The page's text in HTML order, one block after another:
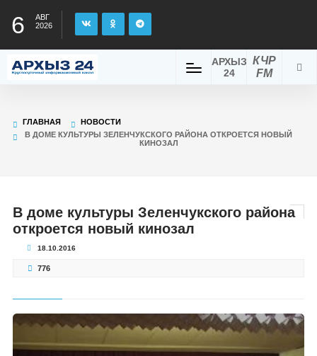
6
АВГ
2026
КЧР
FM
АРХЫЗ
24
ГЛАВНАЯ
НОВОСТИ
В ДОМЕ КУЛЬТУРЫ ЗЕЛЕНЧУКСКОГО РАЙОНА ОТКРОЕТСЯ НОВЫЙ
КИНОЗАЛ
В доме культуры Зеленчукского района
откроется новый кинозал
18.10.2016
776